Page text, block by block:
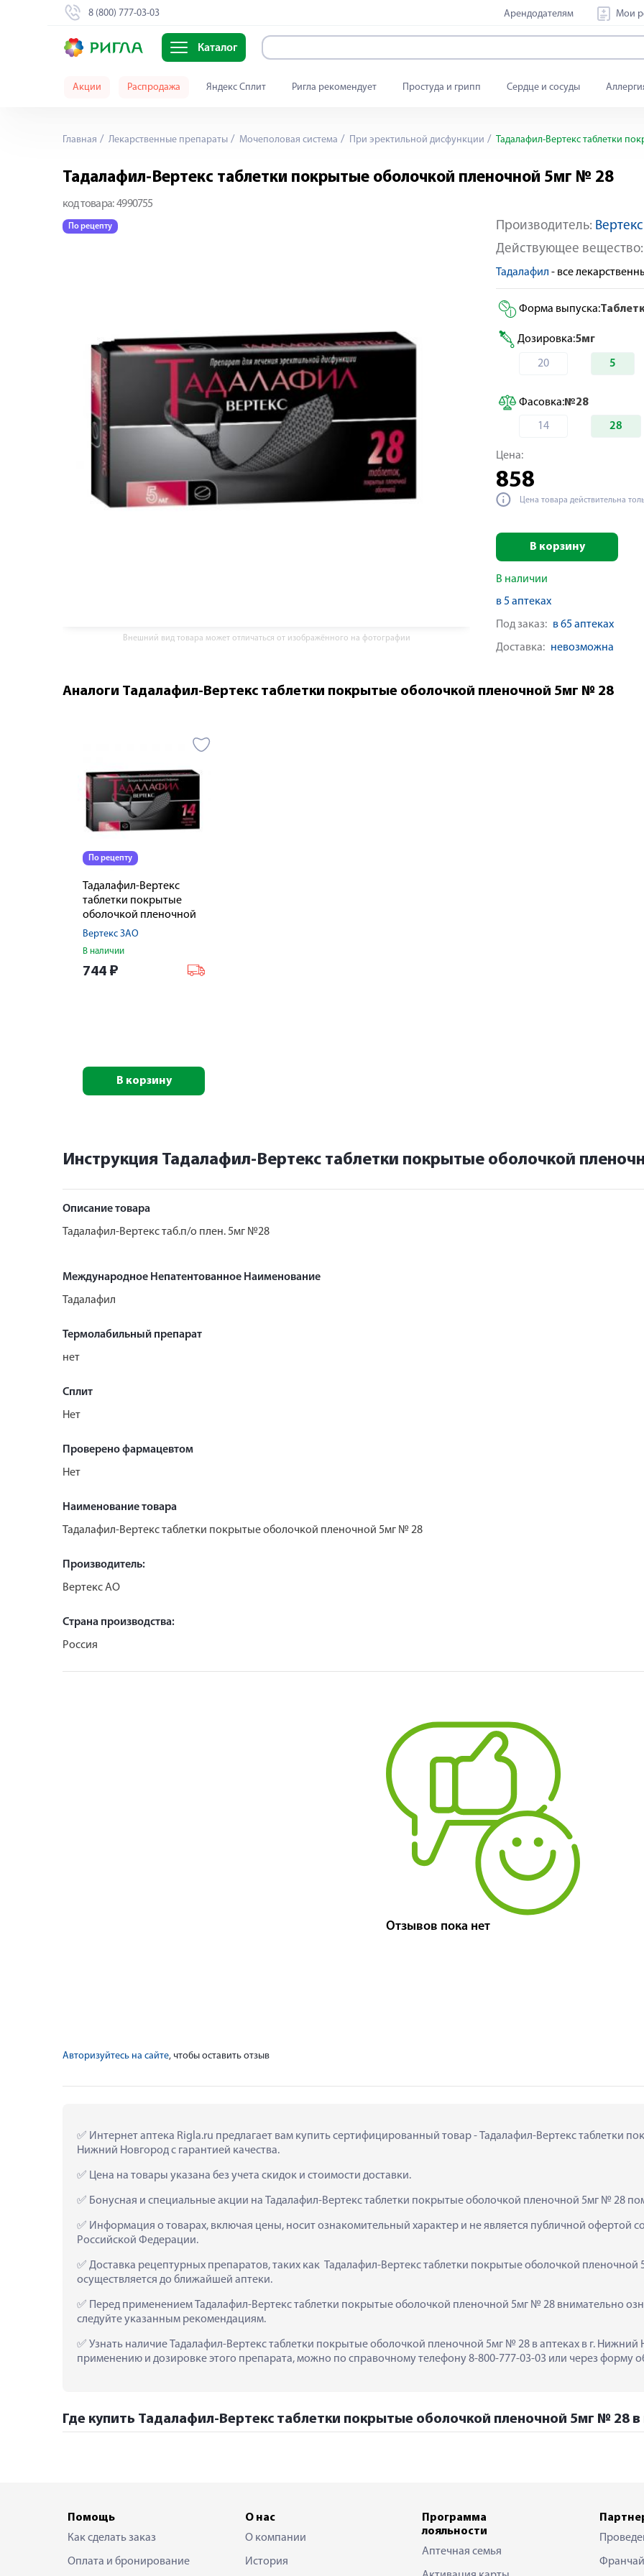
8 (800) 777-03-03 Арендодателям Мои
Каталог
Акции Распродажа Яндекс Сплит Ригла рекомендует Простуда и грипп Сердце и сосуды
Главная Лекарственные препараты Мочеполовая система При эректильной дисфункции Тадалафил-Вертекс таблетки
Тадалафил-Вертекс таблетки покрытые оболочкой пленочной 5мг № 28
код товара: 4990755
По рецепту
Внешний вид товара может отличаться от изображённого на фотографии
Производитель:
Действующее вещество:
Тадалафил - все
Форма выпуска:
Дозировка:5мг
20 5
Фасовка:№28
14 28
Цена:
858
Цена товара действительна
В корзину
В наличии
в 5 аптеках
Под заказ: в 65 аптеках
Доставка: невозможна
Аналоги Тадалафил-Вертекс таблетки покрытые оболочкой пленочной 5мг № 28
По рецепту
Тадалафил-Вертекс
таблетки покрытые
оболочкой пленочной
5мг № 14
Вертекс ЗАО
В наличии
744 ₽
В корзину
Инструкция Тадалафил-Вертекс таблетки покрытые оболочкой
Описание товара
Тадалафил-Вертекс таб.п/о плен. 5мг №28
Международное Непатентованное Наименование
Тадалафил
Термолабильный препарат
нет
Сплит
Нет
Проверено фармацевтом
Нет
Наименование товара
Тадалафил-Вертекс таблетки покрытые оболочкой пленочной 5мг № 28
Производитель:
Вертекс АО
Страна производства:
Россия
Отзывов пока нет
Авторизуйтесь на сайте, чтобы оставить отзыв
Интернет аптека Rigla.ru предлагает вам купить сертифицированный товар - Тадалафил-Вертекс таблетки
Нижний Новгород с гарантией качества.
Цена на товары указана без учета скидок и стоимости доставки.
Бонусная и специальные акции на Тадалафил-Вертекс таблетки покрытые оболочкой пленочной 5мг № 28
Информация о товарах, включая цены, носит ознакомительный характер и не является публичной офертой
Российской Федерации.
Доставка рецептурных препаратов, таких как  Тадалафил-Вертекс таблетки покрытые оболочкой
осуществляется до ближайшей аптеки.
Перед применением Тадалафил-Вертекс таблетки покрытые оболочкой пленочной 5мг № 28 внимательно
следуйте указанным рекомендациям.
Узнать наличие Тадалафил-Вертекс таблетки покрытые оболочкой пленочной 5мг № 28 в аптеках в г.
применению и дозировке этого препарата, можно по справочному телефону 8-800-777-03-03 или через форму
Где купить Тадалафил-Вертекс таблетки покрытые оболочкой пленочной 5мг № 28
Помощь
Как сделать заказ
Оплата и бронирование
О нас
О компании
История
Программа
лояльности
Аптечная семья